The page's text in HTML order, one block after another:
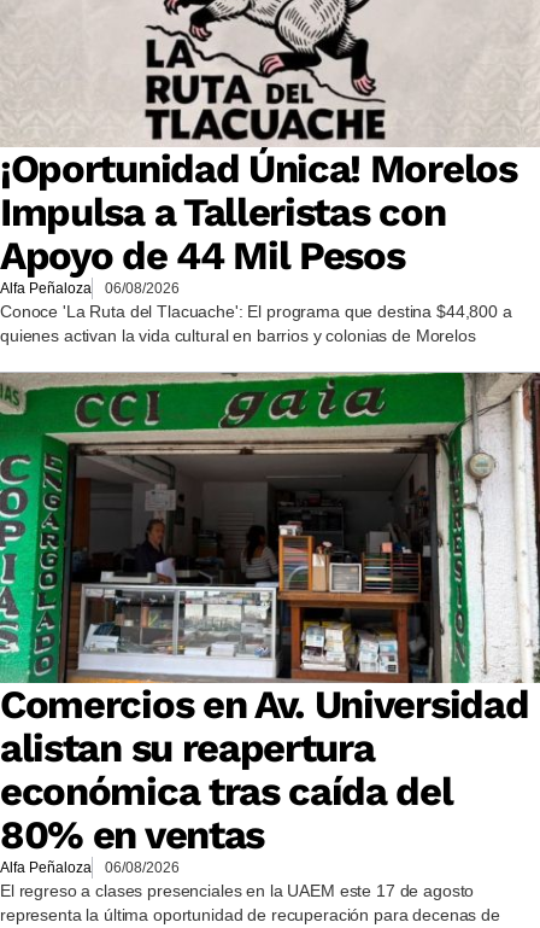
¡Oportunidad Única! Morelos
Impulsa a Talleristas con
Apoyo de 44 Mil Pesos
Alfa Peñaloza 06/08/2026
Conoce 'La Ruta del Tlacuache': El programa que destina $44,800 a
quienes activan la vida cultural en barrios y colonias de Morelos
Comercios en Av. Universidad
alistan su reapertura
económica tras caída del
80% en ventas
Alfa Peñaloza 06/08/2026
El regreso a clases presenciales en la UAEM este 17 de agosto
representa la última oportunidad de recuperación para decenas de